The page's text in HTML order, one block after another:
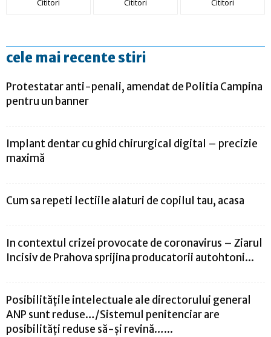
Cititori Cititori Cititori
cele mai recente stiri
Protestatar anti-penali, amendat de Politia Campina
pentru un banner
Implant dentar cu ghid chirurgical digital – precizie
maximă
Cum sa repeti lectiile alaturi de copilul tau, acasa
In contextul crizei provocate de coronavirus – Ziarul
Incisiv de Prahova sprijina producatorii autohtoni...
Posibilitățile intelectuale ale directorului general
ANP sunt reduse…/Sistemul penitenciar are
posibilități reduse să-și revină…...